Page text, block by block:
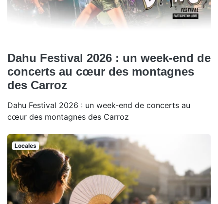
Dahu Festival 2026 : un week-end de
concerts au cœur des montagnes
des Carroz
Dahu Festival 2026 : un week-end de concerts au
cœur des montagnes des Carroz
Locales